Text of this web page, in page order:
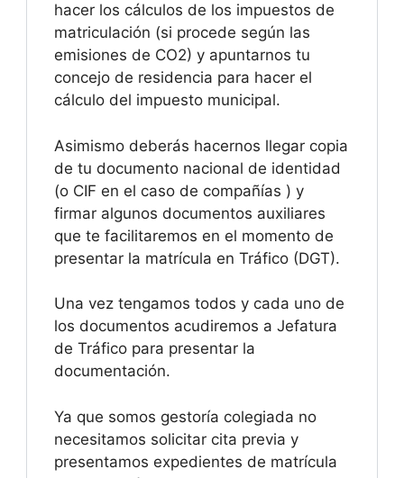
hacer los cálculos de los impuestos de
matriculación (si procede según las
emisiones de CO2) y apuntarnos tu
concejo de residencia para hacer el
cálculo del impuesto municipal.
Asimismo deberás hacernos llegar copia
de tu documento nacional de identidad
(o CIF en el caso de compañías ) y
firmar algunos documentos auxiliares
que te facilitaremos en el momento de
presentar la matrícula en Tráfico (DGT).
Una vez tengamos todos y cada uno de
los documentos acudiremos a Jefatura
de Tráfico para presentar la
documentación.
Ya que somos gestoría colegiada no
necesitamos solicitar cita previa y
presentamos expedientes de matrícula